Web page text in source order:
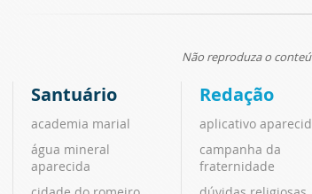
Não reproduza o
Santuário
academia marial
água mineral
aparecida
Redação
aplicativo
campanha da
fraternidade